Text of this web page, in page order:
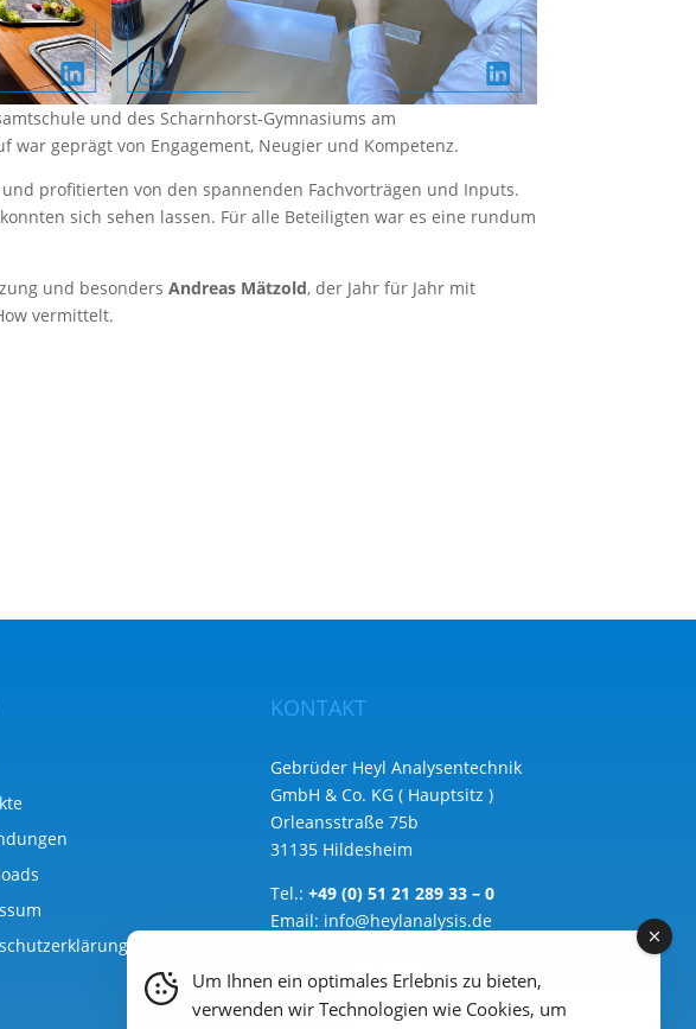
und des Scharnhorst-Gymnasiums am
war geprägt von Engagement, Neugier und Kompetenz.
profitierten von den spannenden Fachvorträgen und Inputs.
sich sehen lassen. Für alle Beteiligten war es eine rundum
und besondersAndreas Mätzold, der Jahr für Jahr mit
vermittelt.
KONTAKT
Gebrüder Heyl Analysentechnik
GmbH & Co. KG ( Hauptsitz )
Orleansstraße 75b
31135 Hildesheim
Tel.:+49 (0) 51 21 289 33 – 0
Email: info@heylanalysis.de
Um Ihnen ein optimales Erlebnis zu bieten,
verwenden wir Technologien wie Cookies, um